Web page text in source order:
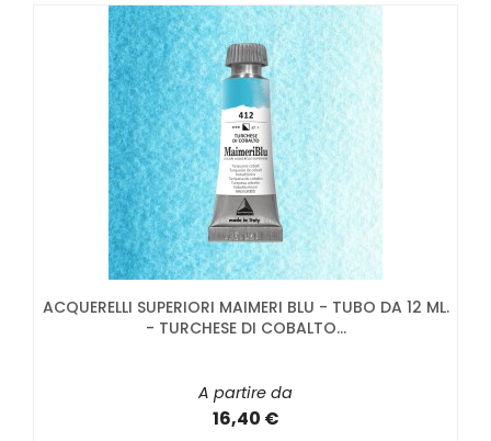
ACQUERELLI SUPERIORI MAIMERI BLU - TUBO DA 12 ML.
- TURCHESE DI COBALTO...
A partire da
16,40 €